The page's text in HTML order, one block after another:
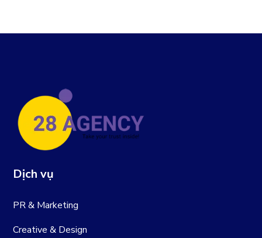
Dịch vụ
PR & Marketing
Creative & Design